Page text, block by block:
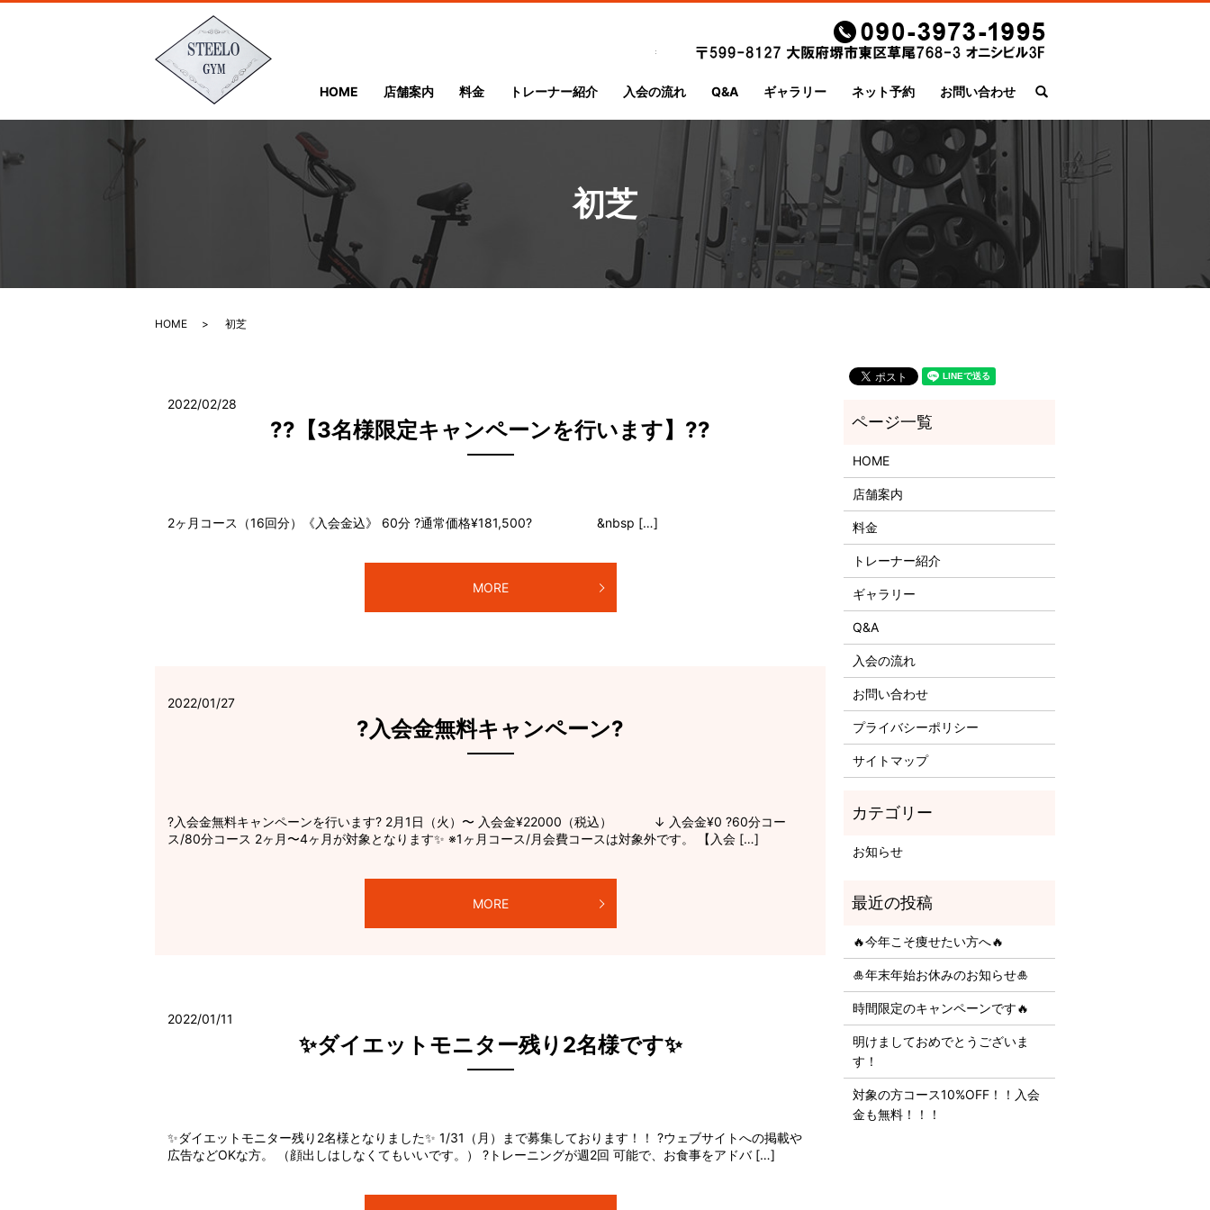
HOME 店舗案内 料金 トレーナー紹介 入会の流れ Q&A ギャラリー ネット予約 お問い合わせ search
初芝
HOME 初芝
2022/02/28
??【3名様限定キャンペーンを行います】??
2ヶ月コース（16回分）《入会金込》 60分 ?通常価格¥181,500? &nbsp […]
MORE
2022/01/27
?入会金無料キャンペーン?
?入会金無料キャンペーンを行います? 2月1日（火）〜 入会金¥22000（税込） ↓ 入会金¥0 ?60分コー
ス/80分コース 2ヶ月〜4ヶ月が対象となります✨ ※1ヶ月コース/月会費コースは対象外です。 【入会 […]
MORE
2022/01/11
✨ダイエットモニター残り2名様です✨
✨ダイエットモニター残り2名様となりました✨ 1/31（月）まで募集しております！！ ?ウェブサイトへの掲載や
広告などOKな方。 （顔出しはしなくてもいいです。） ?トレーニングが週2回 可能で、お食事をアドバ […]
HOME
店舗案内
料金
トレーナー紹介
ギャラリー
Q&A
入会の流れ
お問い合わせ
プライバシーポリシー
サイトマップ
お知らせ
🔥今年こそ痩せたい方へ🔥
🎍年末年始お休みのお知らせ🎍
時間限定のキャンペーンです🔥
明けましておめでとうございま
す！
対象の方コース10%OFF！！入会
金も無料！！！